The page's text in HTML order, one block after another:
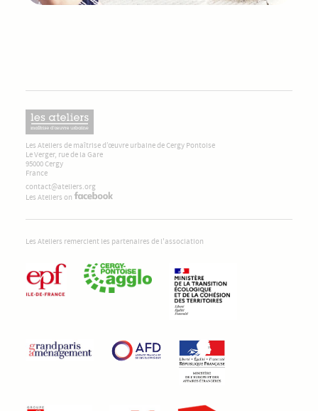
Les Ateliers de maîtrise d’œuvre urbaine de Cergy Pontoise
Le Verger, rue de la Gare
95000 Cergy
France
contact@ateliers.org
Les Ateliers on
Les Ateliers remercient les partenaires de l'association